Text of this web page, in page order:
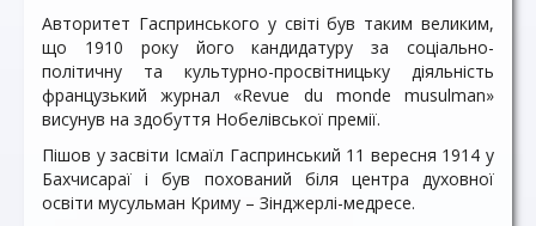
Авторитет Гаспринського у світі був таким великим,
що 1910 року його кандидатуру за соціально-
політичну та культурно-просвітницьку діяльність
французький журнал «Revue du monde musulman»
висунув на здобуття Нобелівської премії.
Пішов у засвіти Ісмаїл Гаспринський 11 вересня 1914 у
Бахчисараї і був похований біля центра духовної
освіти мусульман Криму – Зінджерлі-медресе.